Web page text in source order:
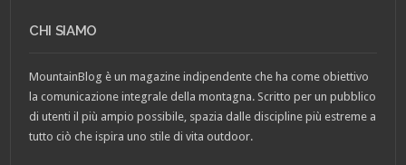
CHI SIAMO
MountainBlog è un magazine indipendente che ha come obiettivo
la comunicazione integrale della montagna. Scritto per un pubblico
di utenti il più ampio possibile, spazia dalle discipline più estreme a
tutto ciò che ispira uno stile di vita outdoor.